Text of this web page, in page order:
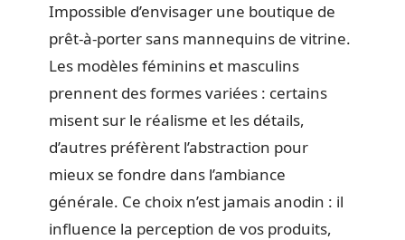
Impossible d’envisager une boutique de
prêt-à-porter sans mannequins de vitrine.
Les modèles féminins et masculins
prennent des formes variées : certains
misent sur le réalisme et les détails,
d’autres préfèrent l’abstraction pour
mieux se fondre dans l’ambiance
générale. Ce choix n’est jamais anodin : il
influence la perception de vos produits,